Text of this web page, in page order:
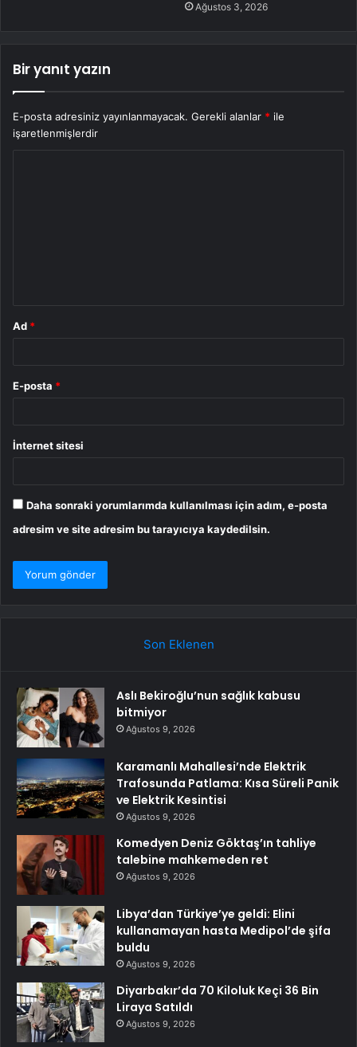
Ağustos 3, 2026
Bir yanıt yazın
E-posta adresiniz yayınlanmayacak. Gerekli alanlar * ile
işaretlenmişlerdir
Ad *
E-posta *
İnternet sitesi
Daha sonraki yorumlarımda kullanılması için adım, e-posta
adresim ve site adresim bu tarayıcıya kaydedilsin.
Son Eklenen
Aslı Bekiroğlu’nun sağlık kabusu
bitmiyor
Ağustos 9, 2026
Karamanlı Mahallesi’nde Elektrik
Trafosunda Patlama: Kısa Süreli Panik
ve Elektrik Kesintisi
Ağustos 9, 2026
Komedyen Deniz Göktaş’ın tahliye
talebine mahkemeden ret
Ağustos 9, 2026
Libya’dan Türkiye’ye geldi: Elini
kullanamayan hasta Medipol’de şifa
buldu
Ağustos 9, 2026
Diyarbakır’da 70 Kiloluk Keçi 36 Bin
Liraya Satıldı
Ağustos 9, 2026